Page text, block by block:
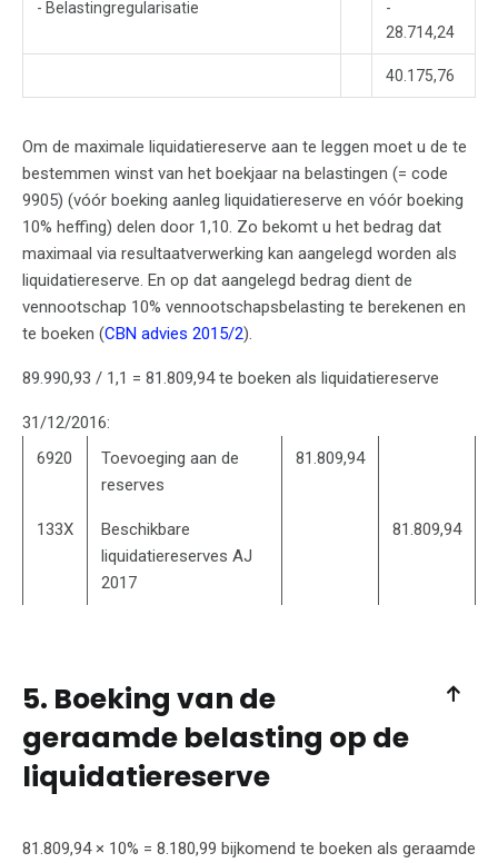
- Belastingregularisatie
-
28.714,24
40.175,76
Om de maximale liquidatiereserve aan te leggen moet u de te
bestemmen winst van het boekjaar na belastingen (= code
9905) (vóór boeking aanleg liquidatiereserve en vóór boeking
10% heffing) delen door 1,10. Zo bekomt u het bedrag dat
maximaal via resultaatverwerking kan aangelegd worden als
liquidatiereserve. En op dat aangelegd bedrag dient de
vennootschap 10% vennootschapsbelasting te berekenen en
te boeken (CBN advies 2015/2).
89.990,93 / 1,1 = 81.809,94 te boeken als liquidatiereserve
31/12/2016:
6920
Toevoeging aan de
reserves
81.809,94
133X
Beschikbare
liquidatiereserves AJ
2017
81.809,94
5. Boeking van de
geraamde belasting op de
liquidatiereserve
81.809,94 × 10% = 8.180,99 bijkomend te boeken als geraamde